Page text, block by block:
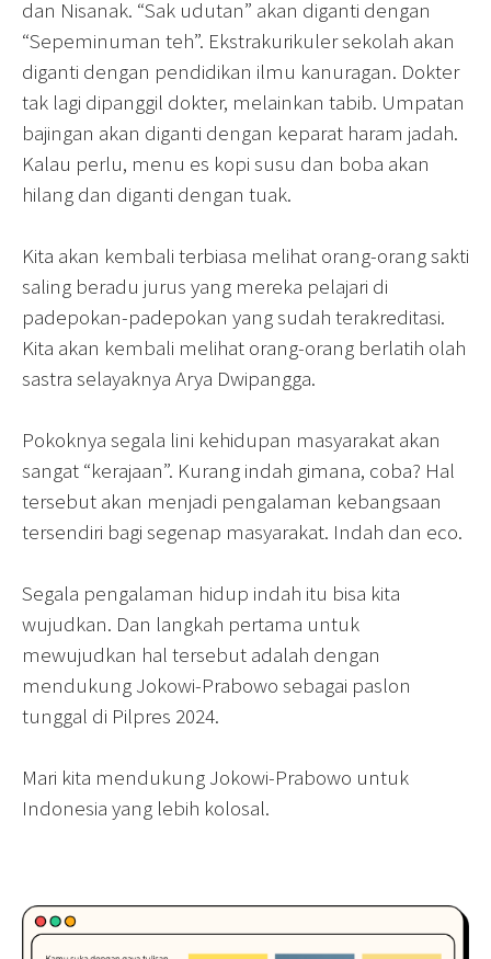
dan Nisanak. “Sak udutan” akan diganti dengan
“Sepeminuman teh”. Ekstrakurikuler sekolah akan
diganti dengan pendidikan ilmu kanuragan. Dokter
tak lagi dipanggil dokter, melainkan tabib. Umpatan
bajingan akan diganti dengan keparat haram jadah.
Kalau perlu, menu es kopi susu dan boba akan
hilang dan diganti dengan tuak.
Kita akan kembali terbiasa melihat orang-orang sakti
saling beradu jurus yang mereka pelajari di
padepokan-padepokan yang sudah terakreditasi.
Kita akan kembali melihat orang-orang berlatih olah
sastra selayaknya Arya Dwipangga.
Pokoknya segala lini kehidupan masyarakat akan
sangat “kerajaan”. Kurang indah gimana, coba? Hal
tersebut akan menjadi pengalaman kebangsaan
tersendiri bagi segenap masyarakat. Indah dan eco.
Segala pengalaman hidup indah itu bisa kita
wujudkan. Dan langkah pertama untuk
mewujudkan hal tersebut adalah dengan
mendukung Jokowi-Prabowo sebagai paslon
tunggal di Pilpres 2024.
Mari kita mendukung Jokowi-Prabowo untuk
Indonesia yang lebih kolosal.